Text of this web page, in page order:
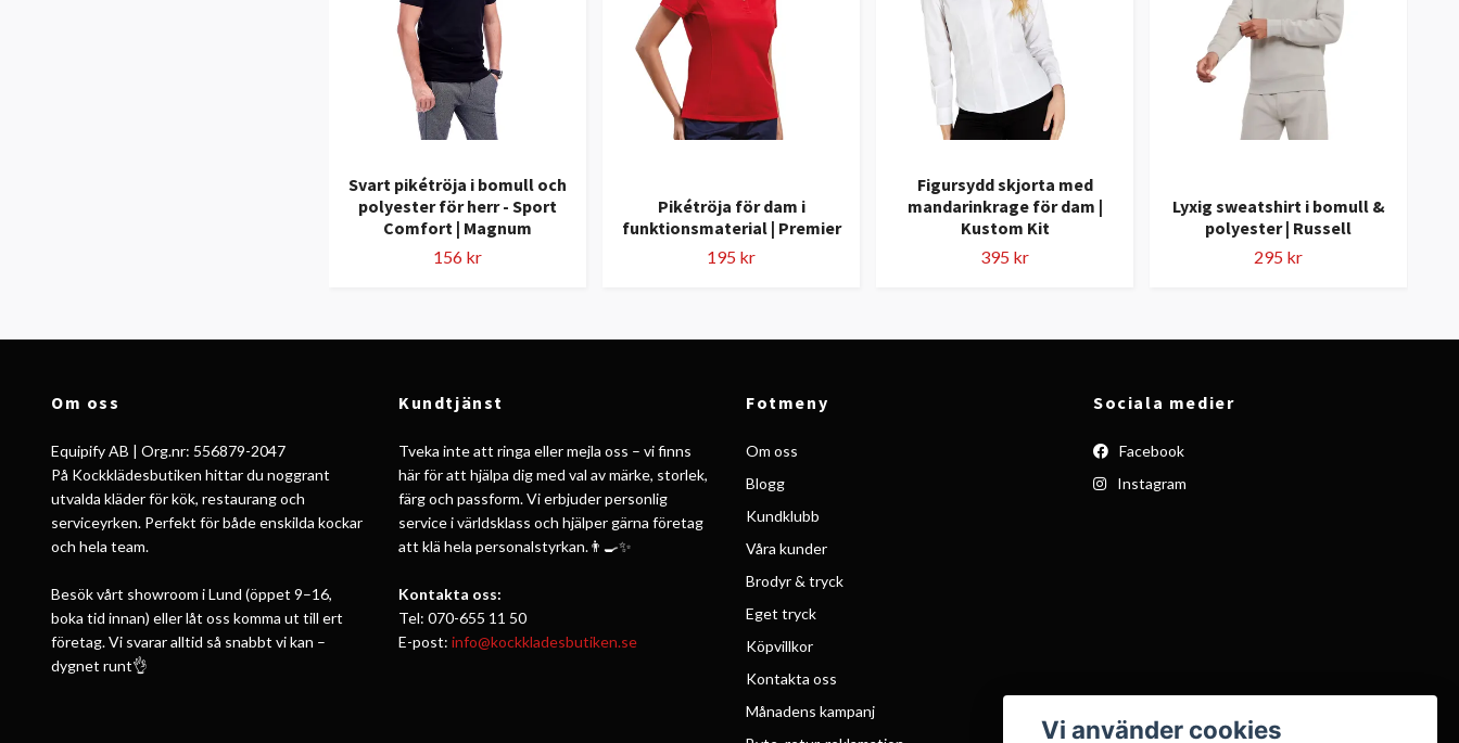
Svart pikétröja i bomull och
polyester för herr - Sport
Comfort | Magnum
156 kr
Pikétröja för dam i
funktionsmaterial | Premier
195 kr
Figursydd skjorta med
mandarinkrage för dam |
Kustom Kit
395 kr
Lyxig sweatshirt i bomull &
polyester | Russell
295 kr
Om oss
Equipify AB | Org.nr: 556879-2047
På Kockklädesbutiken hittar du noggrant
utvalda kläder för kök, restaurang och
serviceyrken. Perfekt för både enskilda kockar
och hela team.
Besök vårt showroom i Lund (öppet 9–16,
boka tid innan) eller låt oss komma ut till ert
företag. Vi svarar alltid så snabbt vi kan –
dygnet runt👌
Kundtjänst
Tveka inte att ringa eller mejla oss – vi finns
här för att hjälpa dig med val av märke, storlek,
färg och passform. Vi erbjuder personlig
service i världsklass och hjälper gärna företag
att klä hela personalstyrkan.👨‍🍳✨
Kontakta oss:
Tel: 070-655 11 50
E-post: info@kockkladesbutiken.se
Fotmeny
Om oss
Blogg
Kundklubb
Våra kunder
Brodyr & tryck
Eget tryck
Köpvillkor
Kontakta oss
Månadens kampanj
Sociala medier
Facebook
Instagram
Vi använder cookies